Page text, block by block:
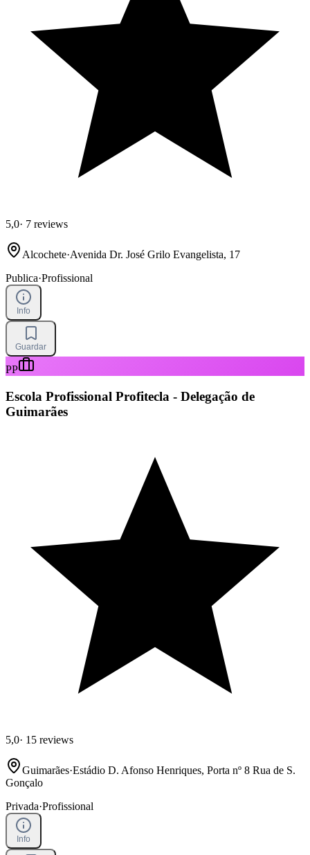
5,0· 7 reviews
Alcochete·Avenida Dr. José Grilo Evangelista, 17
Publica·Profissional
Info
Guardar
PP
Escola Profissional Profitecla - Delegação de
Guimarães
5,0· 15 reviews
Guimarães·Estádio D. Afonso Henriques, Porta nº 8 Rua de S.
Gonçalo
Privada·Profissional
Info